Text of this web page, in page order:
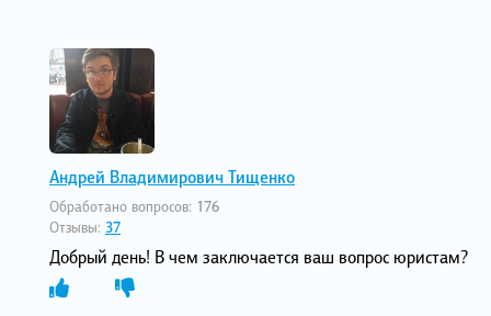
Андрей Владимирович Тищенко
Обработано вопросов: 176
Отзывы: 37
Добрый день! В чем заключается ваш вопрос юристам?